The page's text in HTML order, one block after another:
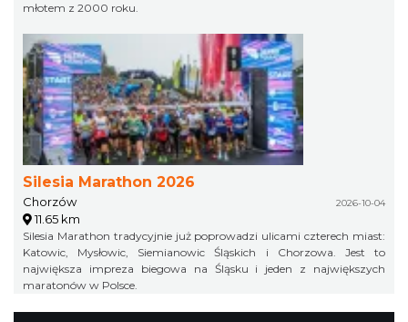
młotem z 2000 roku.
Silesia Marathon 2026
Chorzów 2026-10-04
11.65 km
Silesia Marathon tradycyjnie już poprowadzi ulicami czterech miast:
Katowic, Mysłowic, Siemianowic Śląskich i Chorzowa. Jest to
największa impreza biegowa na Śląsku i jeden z największych
maratonów w Polsce.